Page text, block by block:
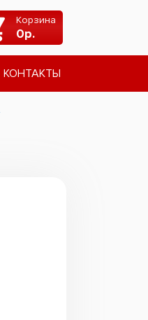
Корзина
0р.
КОНТАКТЫ